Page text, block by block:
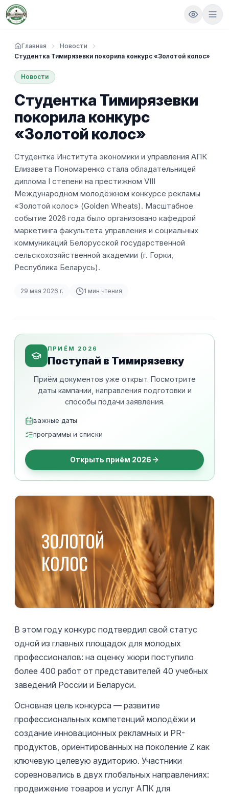
Главная
Новости
Студентка Тимирязевки покорила конкурс «Золотой колос»
Новости
Студентка Тимирязевки
покорила конкурс
«Золотой колос»
Студентка Института экономики и управления АПК
Елизавета Пономаренко стала обладательницей
диплома I степени на престижном VIII
Международном молодёжном конкурсе рекламы
«Золотой колос» (Golden Wheats). Масштабное
событие 2026 года было организовано кафедрой
маркетинга факультета управления и социальных
коммуникаций Белорусской государственной
сельскохозяйственной академии (г. Горки,
Республика Беларусь).
29 мая 2026 г. 1 мин чтения
ПРИЁМ 2026
Поступай в Тимирязевку
Приём документов уже открыт. Посмотрите
даты кампании, направления подготовки и
способы подачи заявления.
важные даты
программы и списки
Открыть приём 2026
В этом году конкурс подтвердил свой статус
одной из главных площадок для молодых
профессионалов: на оценку жюри поступило
более 400 работ от представителей 40 учебных
заведений России и Беларуси.
Основная цель конкурса — развитие
профессиональных компетенций молодёжи и
создание инновационных рекламных и PR-
продуктов, ориентированных на поколение Z как
ключевую целевую аудиторию. Участники
соревновались в двух глобальных направлениях:
продвижение товаров и услуг АПК для